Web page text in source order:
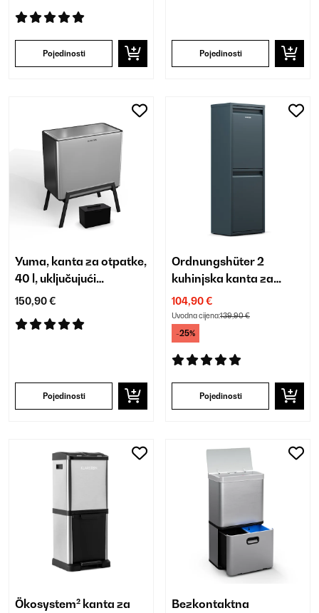
Pojedinosti Pojedinosti
Yuma, kanta za otpatke,
40 l, uključujući
komposter
150,90 €
Pojedinosti
Ordnungshüter 2
kuhinjska kanta za
smeće 36 L
104,90 €
Uvodna cijena:139,90 €
-25%
Pojedinosti
Ökosystem² kanta za
Bezkontaktna